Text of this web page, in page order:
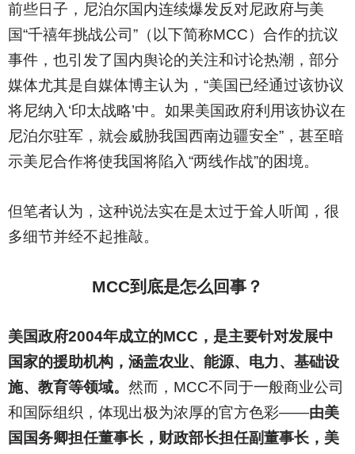
前些日子，尼泊尔国内连续爆发反对尼政府与美
国“千禧年挑战公司”（以下简称MCC）合作的抗议
事件，也引发了国内舆论的关注和讨论热潮，部分
媒体尤其是自媒体博主认为，“美国已经通过该协议
将尼纳入‘印太战略’中。如果美国政府利用该协议在
尼泊尔驻军，就会威胁我国西南边疆安全”，甚至暗
示美尼合作将使我国将陷入“两线作战”的困境。
但笔者认为，这种说法实在是太过于耸人听闻，很
多细节并经不起推敲。
MCC到底是怎么回事？
美国政府2004年成立的MCC，是主要针对发展中
国家的援助机构，涵盖农业、能源、电力、基础设
施、教育等领域。 然而，MCC不同于一般商业公司
和国际组织，体现出极为浓厚的官方色彩——由美
国国务卿担任董事长，财政部长担任副董事长，美